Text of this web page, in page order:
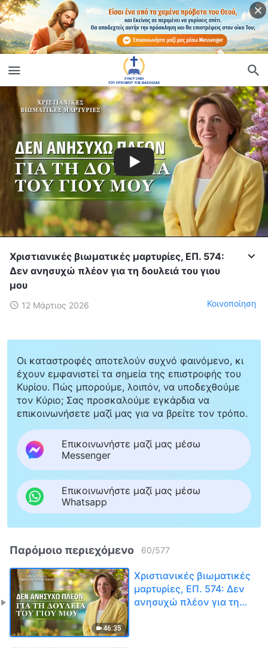
Χριστιανικές βιωματικές μαρτυρίες, ΕΠ. 574:
Δεν ανησυχώ πλέον για τη δουλειά του γιου
μου
12 Μάρτιος 2026 Κοινοποίηση
Οι καταστροφές αποτελούν συχνό φαινόμενο, κι
έχουν εμφανιστεί τα σημεία της επιστροφής του
Κυρίου. Πώς μπορούμε, λοιπόν, να υποδεχθούμε
τον Κύριο; Σας προσκαλούμε εγκάρδια να
επικοινωνήσετε μαζί μας για να βρείτε τον τρόπο.
Επικοινωνήστε μαζί μας μέσω
Messenger
Επικοινωνήστε μαζί μας μέσω
Whatsapp
Παρόμοιο περιεχόμενο 60/577
46:35
Χριστιανικές βιωματικές
μαρτυρίες, ΕΠ. 574: Δεν
ανησυχώ πλέον για τη